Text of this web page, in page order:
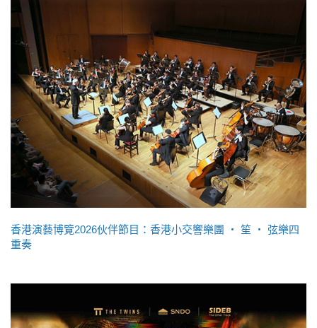
香港演藝博覽2026伙伴節目：香港小交響樂團 ‧ 笙 ‧ 弦樂四
重奏